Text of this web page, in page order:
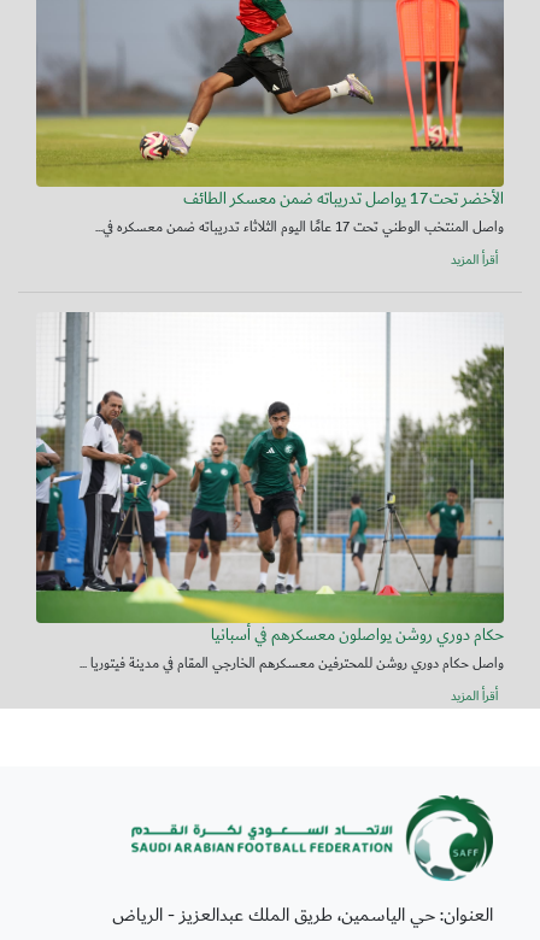
الأخضر تحت17 يواصل تدريباته ضمن معسكر الطائف
واصل المنتخب الوطني تحت 17 عامًا اليوم الثلاثاء تدريباته ضمن معسكره في...
أقرأ المزيد
حكام دوري روشن يواصلون معسكرهم في أسبانيا
واصل حكام دوري روشن للمحترفين معسكرهم الخارجي المقام في مدينة فيتوريا ...
أقرأ المزيد
العنوان: حي الياسمين، طريق الملك عبدالعزيز - الرياض